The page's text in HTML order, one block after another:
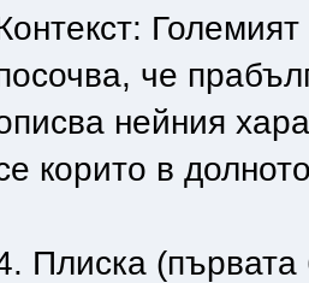
че
нейния
корито в
Плиска (първата